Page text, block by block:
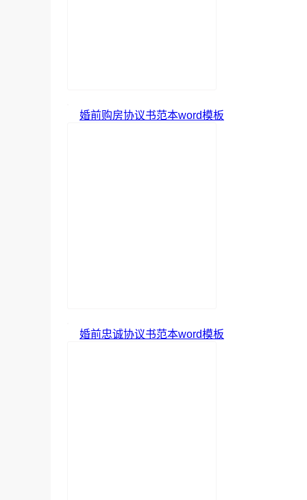
婚前购房协议书范本word模板
婚前忠诚协议书范本word模板